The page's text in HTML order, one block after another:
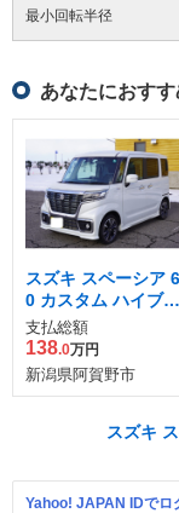
最小回転半径
あなたにおす
スズキ スペーシア
0 カスタム ハイブリ
ッド XS 4WD
支払総額
138.0万円
新潟県阿賀野市
スズキ
Yahoo! JAPAN IDでロ